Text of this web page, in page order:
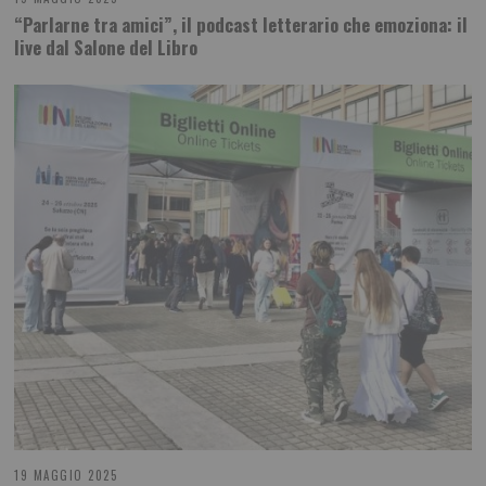
“Parlarne tra amici”, il podcast letterario che emoziona: il
live dal Salone del Libro
19 MAGGIO 2025